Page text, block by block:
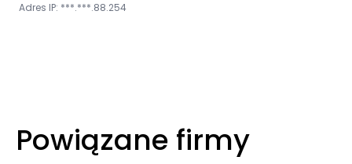
Adres IP: ***.***.88.254
Powiązane firmy